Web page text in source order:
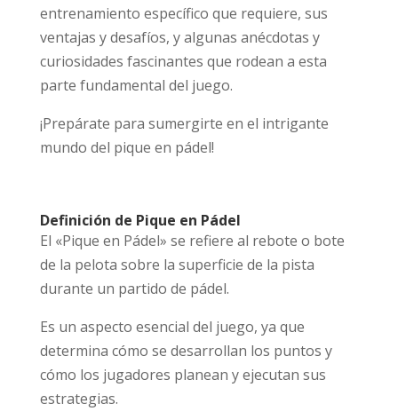
entrenamiento específico que requiere, sus
ventajas y desafíos, y algunas anécdotas y
curiosidades fascinantes que rodean a esta
parte fundamental del juego.
¡Prepárate para sumergirte en el intrigante
mundo del pique en pádel!
Definición de Pique en Pádel
El «Pique en Pádel» se refiere al rebote o bote
de la pelota sobre la superficie de la pista
durante un partido de pádel.
Es un aspecto esencial del juego, ya que
determina cómo se desarrollan los puntos y
cómo los jugadores planean y ejecutan sus
estrategias.